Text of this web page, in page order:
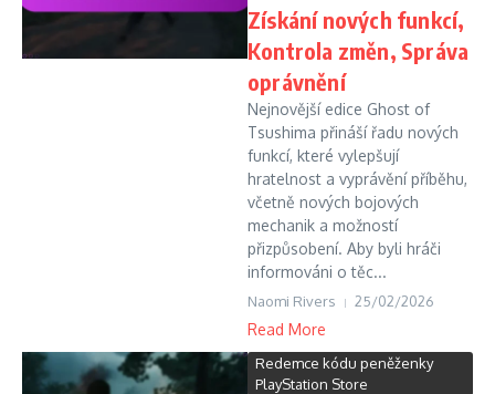
Získání nových funkcí,
Kontrola změn, Správa
oprávnění
Nejnovější edice Ghost of
Tsushima přináší řadu nových
funkcí, které vylepšují
hratelnost a vyprávění příběhu,
včetně nových bojových
mechanik a možností
přizpůsobení. Aby byli hráči
informováni o těc...
Naomi Rivers 25/02/2026
Read More
Redemce kódu peněženky
PlayStation Store